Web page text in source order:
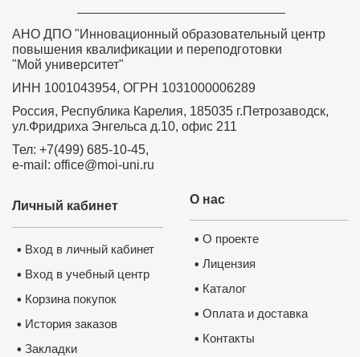
АНО ДПО "Инновационный образовательный центр
повышения квалификации и переподготовки
"Мой университет"
ИНН 1001043954, ОГРН 1031000006289
Россия, Республика Карелия, 185035 г.Петрозаводск,
ул.Фридриха Энгельса д.10, офис 211
Тел: +7(499) 685-10-45,
e-mail: office@moi-uni.ru
О нас
• О проекте
• Лицензия
• Каталог
• Оплата и доставка
• Контакты
Личный кабинет
• Вход в личный кабинет
• Вход в учебный центр
• Корзина покупок
• История заказов
• Закладки